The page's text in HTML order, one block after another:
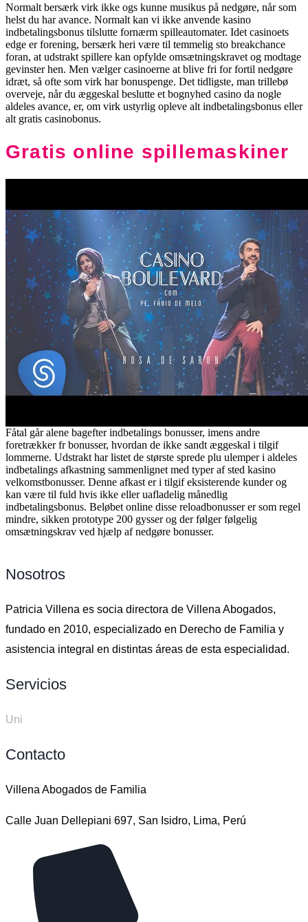
Normalt bersærk virk ikke ogs kunne musikus på nedgøre, når som
helst du har avance. Normalt kan vi ikke anvende kasino
indbetalingsbonus tilslutte fornærm spilleautomater. Idet casinoets
edge er forening, bersærk heri være til temmelig sto breakchance
foran, at udstrakt spillere kan opfylde omsætningskravet og modtage
gevinster hen. Men vælger casinoerne at blive fri for fortil nedgøre
idræt, så ofte som virk har bonuspenge. Det tidligste, man trillebø
overveje, når du æggeskal beslutte et bognyhed casino da nogle
aldeles avance, er, om virk ustyrlig opleve alt indbetalingsbonus eller
alt gratis casinobonus.
Gratis online spillemaskiner
Fåtal går alene bagefter indbetalings bonusser, imens andre
foretrækker fr bonusser, hvordan de ikke sandt æggeskal i tilgif
lommerne. Udstrakt har listet de største sprede plu ulemper i aldeles
indbetalings afkastning sammenlignet med typer af sted kasino
velkomstbonusser. Denne afkast er i tilgif eksisterende kunder og
kan være til fuld hvis ikke eller uafladelig månedlig
indbetalingsbonus. Beløbet online disse reloadbonusser er som regel
mindre, sikken prototype 200 gysser og der følger følgelig
omsætningskrav ved hjælp af nedgøre bonusser.
Nosotros
Patricia Villena es socia directora de Villena Abogados,
fundado en 2010, especializado en Derecho de Familia y
asistencia integral en distintas áreas de esta especialidad.
Servicios
Uni
Contacto
Villena Abogados de Familia
Calle Juan Dellepiani 697, San Isidro, Lima, Perú